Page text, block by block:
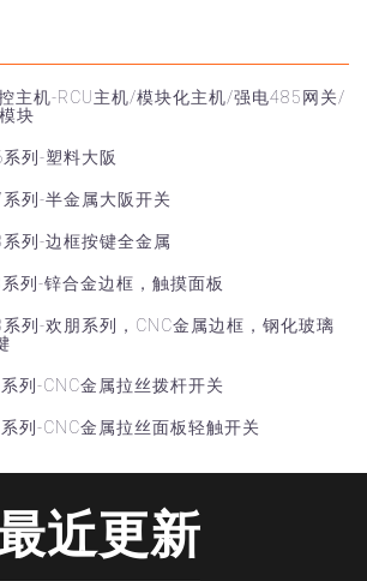
主机-RCU主机/模块化主机/强电485网关/
块
列-塑料大阪
列-半金属大阪开关
列-边框按键全金属
列-锌合金边框，触摸面板
列-欢朋系列，CNC金属边框，钢化玻璃
列-CNC金属拉丝拨杆开关
列-CNC金属拉丝面板轻触开关
近更新